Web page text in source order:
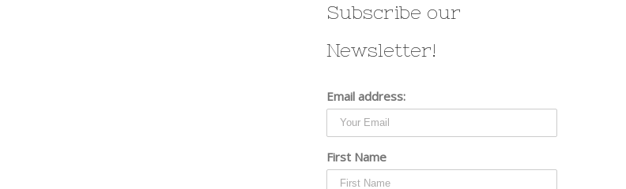
Subscribe our
Newsletter!
Email address:
First Name